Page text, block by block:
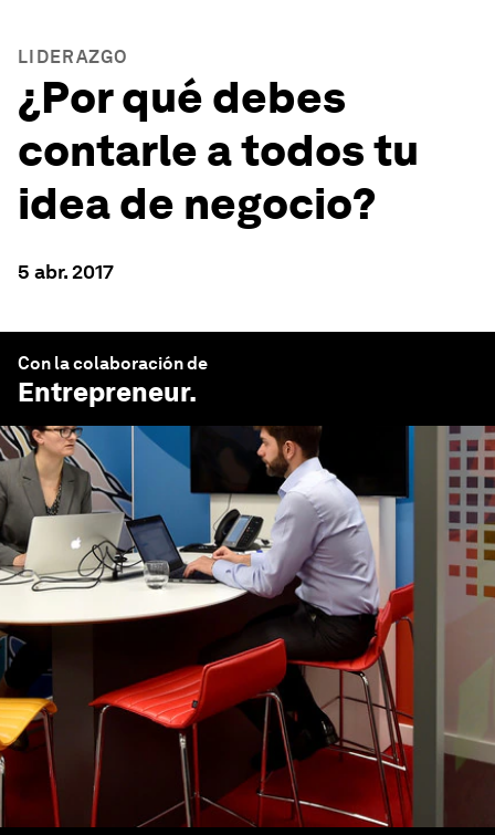
LIDERAZGO
¿Por qué debes
contarle a todos tu
idea de negocio?
5 abr. 2017
Con la colaboración de
Entrepreneur.